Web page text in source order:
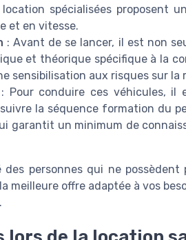
spécialisées proposent
et en vitesse.
: Avant de se lancer, il est non
et théorique spécifique à la
sensibilisation aux risques sur la
: Pour conduire ces véhicules, il
la séquence formation du
garantit un minimum de
personnes qui ne possèdent
meilleure offre adaptée à vos
.